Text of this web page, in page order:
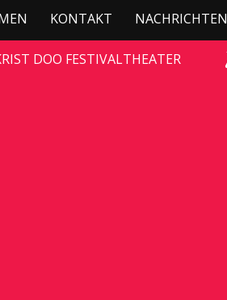
KONTAKT NACHRICHTEN
DOO FESTIVALTHEATER